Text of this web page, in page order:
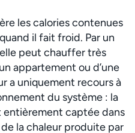
les calories contenues
il fait froid. Par un
peut chauffer très
appartement ou d’une
a uniquement recours à
du système : la
entièrement captée dans
de la chaleur produite par